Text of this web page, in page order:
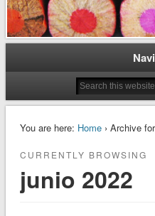
You are here: Home› Archive
CURRENTLY BROWSING
junio 2022